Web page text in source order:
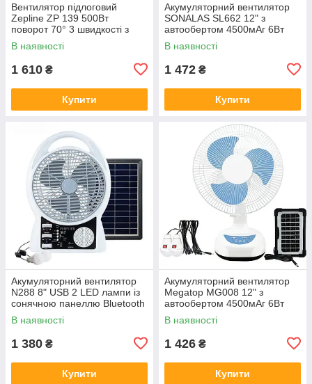
Вентилятор підлоговий
Zepline ZP 139 500Вт
поворот 70° 3 швидкості з
пультом і низьким рівнем
шуму
В наявності
1 610 ₴
Купити
Акумуляторний вентилятор
SONALAS SL662 12" з
автообертом 4500мАг 6Вт
USB 2 LED сонячна панель 2
швидкості
В наявності
1 472 ₴
Купити
Акумуляторний вентилятор
N288 8" USB 2 LED лампи із
сонячною панеллю Bluetooth
6Вт 5500мАч 2 швидкості
В наявності
1 380 ₴
Купити
Акумуляторний вентилятор
Megatop MG008 12" з
автообертом 4500мАг 6Вт
USB 2 LED сонячна панель 2
швидкості
В наявності
1 426 ₴
Купити